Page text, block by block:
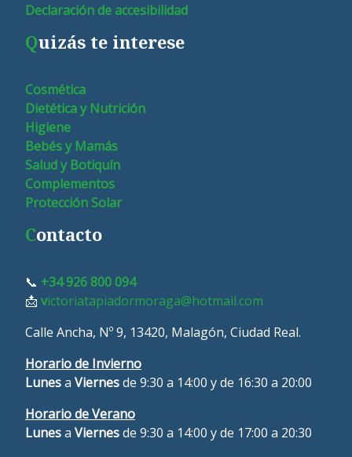
Declaración de accesibilidad
Quizás te interese
Cosmética
Dietética y Nutrición
Higiene
Bebés y Mamás
Salud y Botiquín
Complementos
Protección Solar
Contacto
📞 +34 926 800 094
📩 victoriatapiadormoraga@hotmail.com
Calle Ancha, Nº 9, 13420, Malagón, Ciudad Real.
Horario de Invierno
Lunesa Viernesde 9:30 a 14:00 y de 16:30 a 20:00
Horario de Verano
Lunesa Viernesde 9:30 a 14:00 y de 17:00 a 20:30